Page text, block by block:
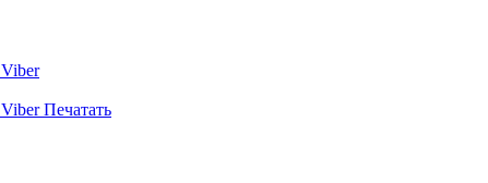
Viber
Viber Печатать